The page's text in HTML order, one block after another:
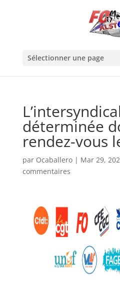
Sélectionner une page
déterminée
rendez-vous
par Ocaballero| Mar 29,
commentaires